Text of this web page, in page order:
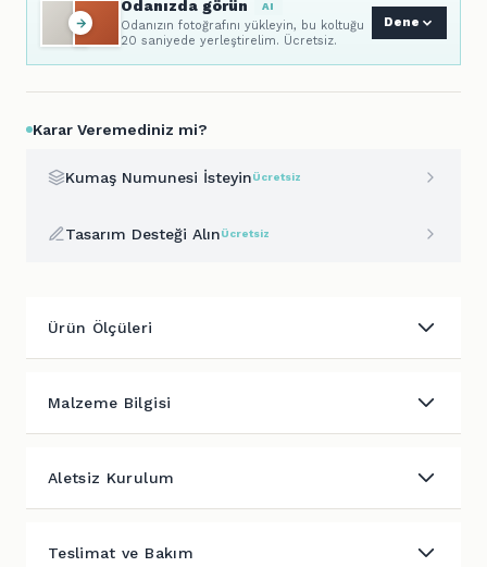
Odanızda görün AI
Odanızın fotoğrafını yükleyin, bu koltuğu
20 saniyede yerleştirelim. Ücretsiz.
Dene
Karar Veremediniz mi?
Kumaş Numunesi İsteyinÜcretsiz
Tasarım Desteği AlınÜcretsiz
Ürün Ölçüleri
Malzeme Bilgisi
Aletsiz Kurulum
Teslimat ve Bakım